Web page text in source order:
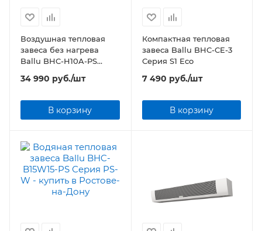
Воздушная тепловая
завеса без нагрева
Ballu BHC-H10A-PS
34 990 руб./шт
В корзину
Компактная тепловая
завеса Ballu BHC-CE-3
Серия S1 Eco
7 490 руб./шт
В корзину